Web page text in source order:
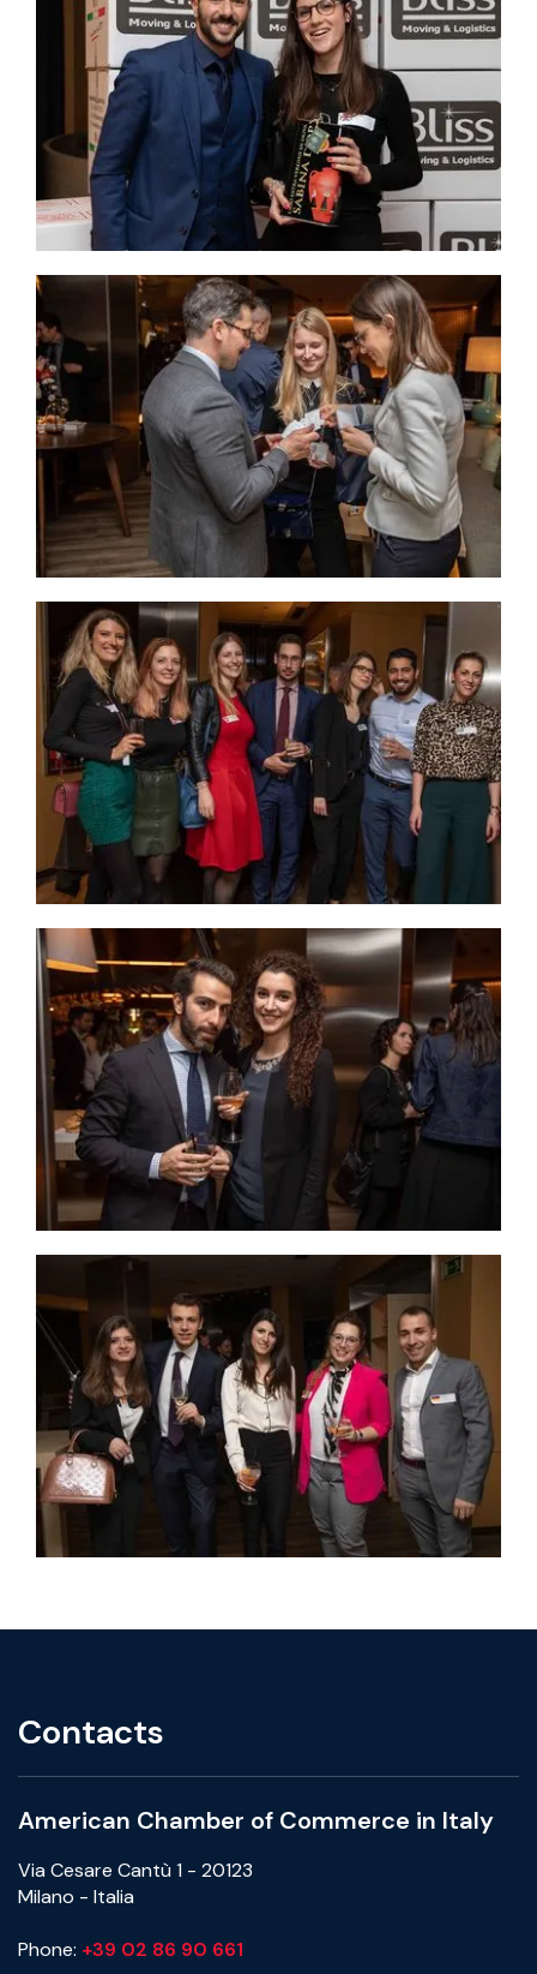
Contacts
American Chamber of Commerce in Italy
Via Cesare Cantù 1 - 20123
Milano - Italia
Phone: +39 02 86 90 661